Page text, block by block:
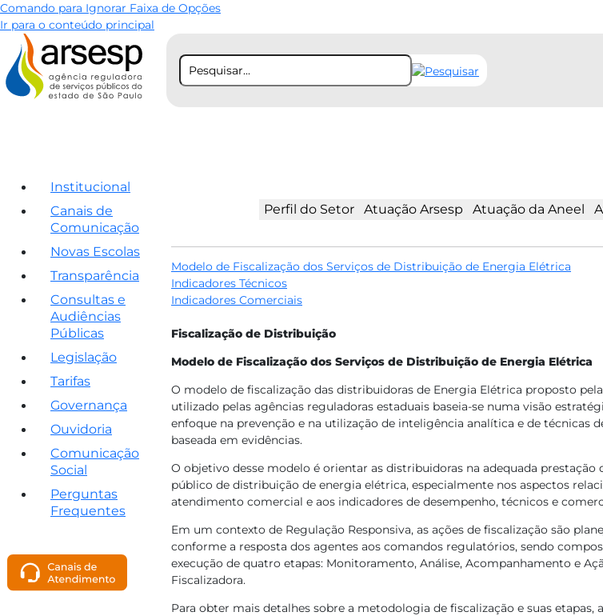
Comando para Ignorar Faixa de Opções
Ir para o conteúdo principal
Institucional
Canais de
Comunicação
Novas Escolas
Transparência
Consultas e
Audiências
Públicas
Legislação
Tarifas
Governança
Ouvidoria
Comunicação
Social
Perguntas
Frequentes
Perfil do Setor Atuação Arsesp Atuação da Aneel
Modelo de Fiscalização dos Serviços de Distribuição de Energia Elétrica​
Indicadores Técnicos
Indicadores Comerciais​
Fiscalização de Distribuição
Modelo de Fiscalização dos Serviços de Distribuição de Energia Elétrica
O modelo de fiscalização das distribuidoras de Energia Elétrica proposto
utilizado pelas agências reguladoras estaduais baseia-se numa visão
enfoque na prevenção e na utilização de inteligência analítica e de técnicas
baseada em evidências.
O objetivo desse modelo é orientar as distribuidoras na adequada prestação
público de distribuição de energia elétrica, especialmente nos aspectos
atendimento comercial e aos indicadores de desempenho, técnicos e
Em um contexto de Regulação Responsiva, as ações de fiscalização são
conforme a resposta dos agentes aos comandos regulatórios, sendo
execução de quatro etapas: Monitoramento, Análise, Acompanhamento e
Fiscalizadora.
Para obter mais detalhes sobre a metodologia de fiscalização e suas etapas,